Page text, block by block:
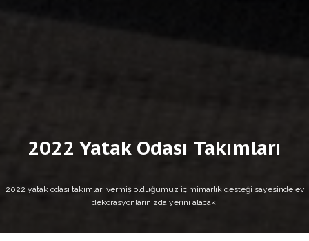
2022 Yatak Odası Takımları
2022 yatak odası takımları vermiş olduğumuz iç mimarlık desteği sayesinde ev
dekorasyonlarınızda yerini alacak.